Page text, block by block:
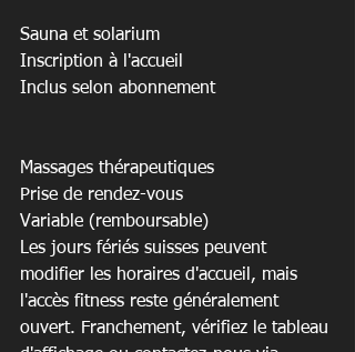
Sauna et solarium
Inscription à l'accueil
Inclus selon abonnement
Massages thérapeutiques
Prise de rendez-vous
Variable (remboursable)
Les jours fériés suisses peuvent
modifier les horaires d'accueil, mais
l'accès fitness reste généralement
ouvert. Franchement, vérifiez le tableau